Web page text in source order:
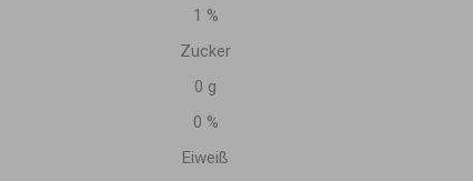
1 %
Zucker
0 g
0 %
Eiweiß